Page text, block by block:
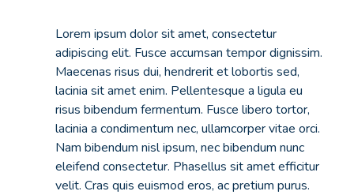
Lorem ipsum dolor sit amet, consectetur
adipiscing elit. Fusce accumsan tempor dignissim.
Maecenas risus dui, hendrerit et lobortis sed,
lacinia sit amet enim. Pellentesque a ligula eu
risus bibendum fermentum. Fusce libero tortor,
lacinia a condimentum nec, ullamcorper vitae orci.
Nam bibendum nisl ipsum, nec bibendum nunc
eleifend consectetur. Phasellus sit amet efficitur
velit. Cras quis euismod eros, ac pretium purus.